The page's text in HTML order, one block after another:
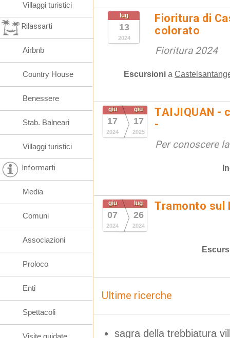
lug
13
2024
Fioritura di
colorato
Fioritura 2024
Escursioni a
giu
17
2024
giu
17
2025
TAIJIQUAN -
-
Per conoscere
giu
07
2024
lug
26
2024
Tramonto sul
Ultime ricerche
sagra della trebbiatura
Villaggi turistici
Rilassarti
Airbnb
Country House
Benessere
Stab. Balneari
Villaggi turistici
Informarti
Media
Comuni
Associazioni
Proloco
Enti
Spettacoli
Visite guidate